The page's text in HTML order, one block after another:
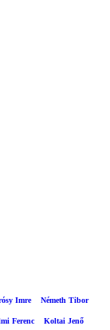
Imre Németh Tibor
Ferenc Koltai Jenő